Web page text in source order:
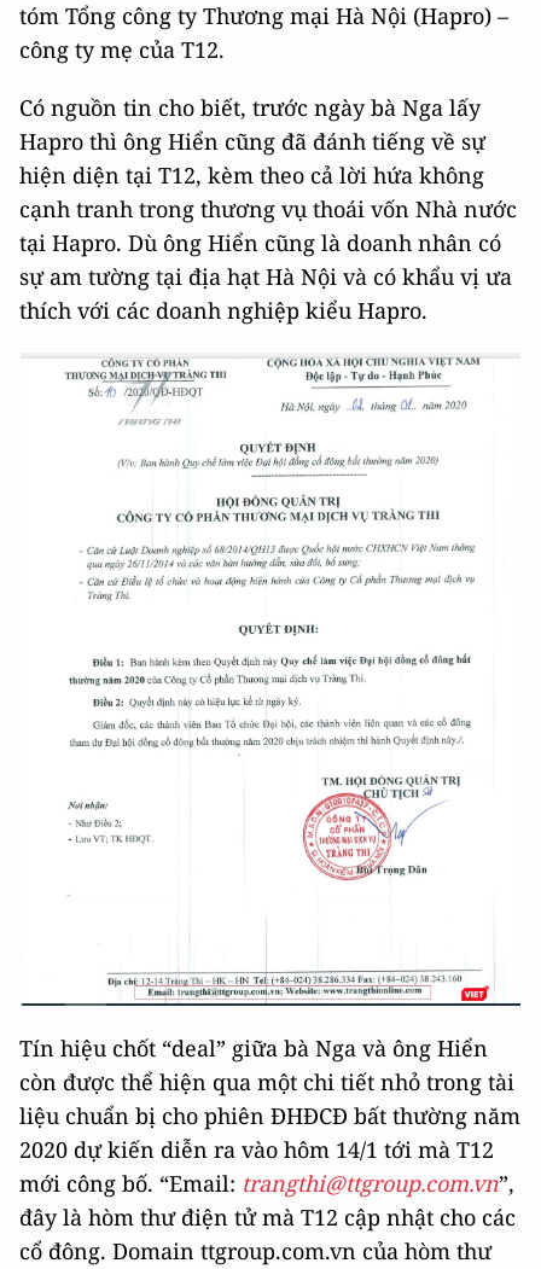
tóm Tổng công ty Thương mại Hà Nội (Hapro) –
công ty mẹ của T12.
Có nguồn tin cho biết, trước ngày bà Nga lấy
Hapro thì ông Hiển cũng đã đánh tiếng về sự
hiện diện tại T12, kèm theo cả lời hứa không
cạnh tranh trong thương vụ thoái vốn Nhà nước
tại Hapro. Dù ông Hiển cũng là doanh nhân có
sự am tường tại địa hạt Hà Nội và có khẩu vị ưa
thích với các doanh nghiệp kiểu Hapro.
Tín hiệu chốt “deal” giữa bà Nga và ông Hiển
còn được thể hiện qua một chi tiết nhỏ trong tài
liệu chuẩn bị cho phiên ĐHĐCĐ bất thường năm
2020 dự kiến diễn ra vào hôm 14/1 tới mà T12
mới công bố. “Email: trangthi@ttgroup.com.vn”,
đây là hòm thư điện tử mà T12 cập nhật cho các
cổ đông. Domain ttgroup.com.vn của hòm thư